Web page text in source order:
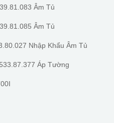
Âm Tủ
Âm Tủ
Nhập Khẩu Âm Tủ
Áp Tường